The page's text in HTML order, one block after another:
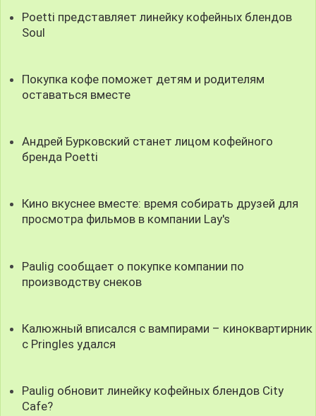
Poetti представляет линейку кофейных блендов
Soul
Покупка кофе поможет детям и родителям
оставаться вместе
Андрей Бурковский станет лицом кофейного
бренда Poetti
Кино вкуснее вместе: время собирать друзей для
просмотра фильмов в компании Lay's
Paulig сообщает о покупке компании по
производству снеков
Калюжный вписался с вампирами – киноквартирник
с Pringles удался
Paulig обновит линейку кофейных блендов City
Cafe?